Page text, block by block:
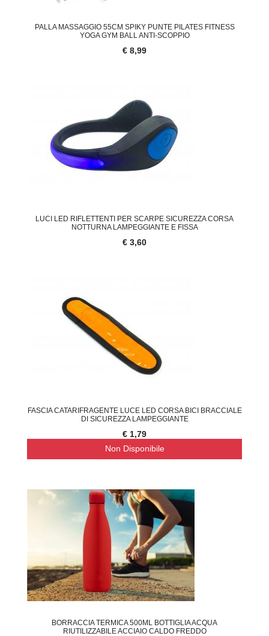
PALLA MASSAGGIO 55CM SPIKY PUNTE PILATES FITNESS
YOGA GYM BALL ANTI-SCOPPIO
€ 8,99
LUCI LED RIFLETTENTI PER SCARPE SICUREZZA CORSA
NOTTURNA LAMPEGGIANTE E FISSA
€ 3,60
FASCIA CATARIFRAGENTE LUCE LED CORSA BICI BRACCIALE
DI SICUREZZA LAMPEGGIANTE
€ 1,79
Non Disponibile
BORRACCIA TERMICA 500ML BOTTIGLIA ACQUA
RIUTILIZZABILE ACCIAIO CALDO FREDDO